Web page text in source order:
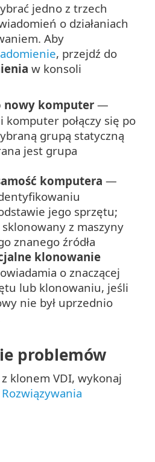
jedno z trzech
o działaniach
Aby
, przejdź do
w konsoli
nowy komputer —
komputer połączy się po
grupą statyczną
jest grupa
komputera —
jego sprzętu;
z maszyny
znanego źródła
klonowanie
o znaczącej
lub klonowaniu, jeśli
nie był uprzednio
problemów
klonem VDI, wykonaj
Rozwiązywania